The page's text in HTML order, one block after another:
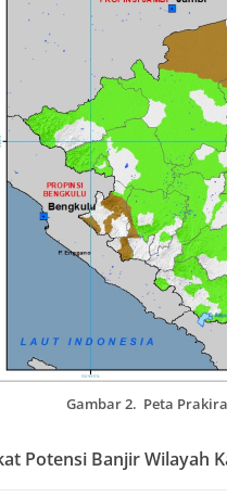
Gambar 2. Peta
Potensi Banjir Wilayah